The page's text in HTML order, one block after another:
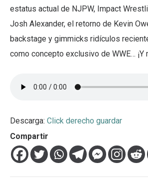
estatus actual de NJPW, Impact
Josh Alexander, el retorno de Kevin
backstage y gimmicks ridículos
como concepto exclusivo de WWE… ¡Y
Descarga: Click derecho guardar
Compartir